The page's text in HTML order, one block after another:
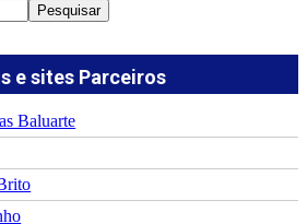
Pesquisar
e sites Parceiros
Baluarte